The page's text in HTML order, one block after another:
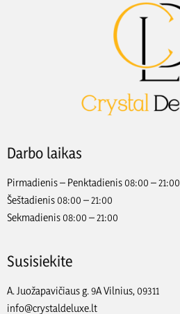
Darbo laikas
Pirmadienis – Penktadienis 08:00 – 21:00
Šeštadienis 08:00 – 21:00
Sekmadienis 08:00 – 21:00
Susisiekite
A. Juožapavičiaus g. 9A Vilnius, 09311
info@crystaldeluxe.lt